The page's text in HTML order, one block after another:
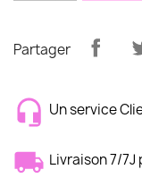
Partager
Un service
Livraison 7/